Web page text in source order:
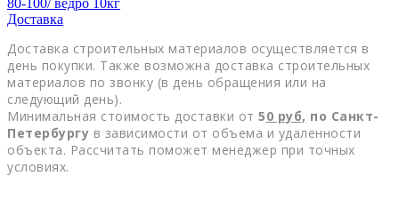
Доставка
Доставка строительных материалов осуществляется в
день покупки. Также возможна доставка строительных
материалов по звонку (в день обращения или на
следующий день).
Минимальная стоимость доставки от 50 руб, по Санкт-
Петербургу в зависимости от объема и удаленности
объекта. Рассчитать поможет менеджер при точных
условиях.